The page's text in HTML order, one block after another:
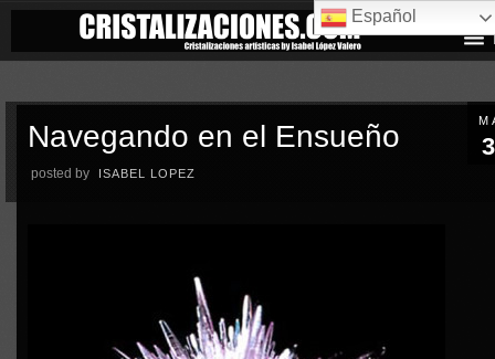
Navegando en el Ensueño
posted by ISABEL LOPEZ
Español